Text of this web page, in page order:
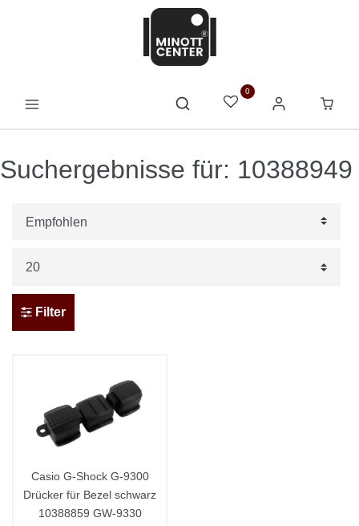
0
Suchergebnisse für: 10388949
Filter
Casio G-Shock G-9300
Drücker für Bezel schwarz
10388859 GW-9330